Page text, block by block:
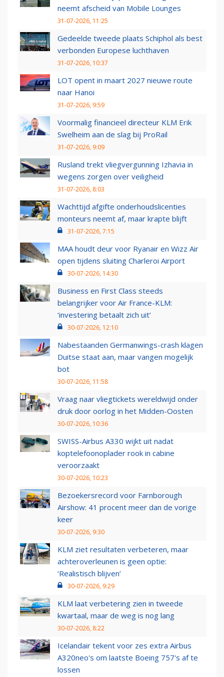
neemt afscheid van Mobile Lounges
31-07-2026, 11:25
Gedeelde tweede plaats Schiphol als best
verbonden Europese luchthaven
31-07-2026, 10:37
LOT opent in maart 2027 nieuwe route
naar Hanoi
31-07-2026, 9:59
Voormalig financieel directeur KLM Erik
Swelheim aan de slag bij ProRail
31-07-2026, 9:09
Rusland trekt vliegvergunning Izhavia in
wegens zorgen over veiligheid
31-07-2026, 8:03
Wachttijd afgifte onderhoudslicenties
monteurs neemt af, maar krapte blijft
31-07-2026, 7:15
MAA houdt deur voor Ryanair en Wizz Air
open tijdens sluiting Charleroi Airport
30-07-2026, 14:30
Business en First Class steeds
belangrijker voor Air France-KLM:
‘investering betaalt zich uit’
30-07-2026, 12:10
Nabestaanden Germanwings-crash klagen
Duitse staat aan, maar vangen mogelijk
bot
30-07-2026, 11:58
Vraag naar vliegtickets wereldwijd onder
druk door oorlog in het Midden-Oosten
30-07-2026, 10:36
SWISS-Airbus A330 wijkt uit nadat
koptelefoonoplader rook in cabine
veroorzaakt
30-07-2026, 10:23
Bezoekersrecord voor Farnborough
Airshow: 41 procent meer dan de vorige
keer
30-07-2026, 9:30
KLM ziet resultaten verbeteren, maar
achteroverleunen is geen optie:
‘Realistisch blijven’
30-07-2026, 9:29
KLM laat verbetering zien in tweede
kwartaal, maar de weg is nog lang
30-07-2026, 8:22
Icelandair tekent voor zes extra Airbus
A320neo's om laatste Boeing 757's af te
lossen